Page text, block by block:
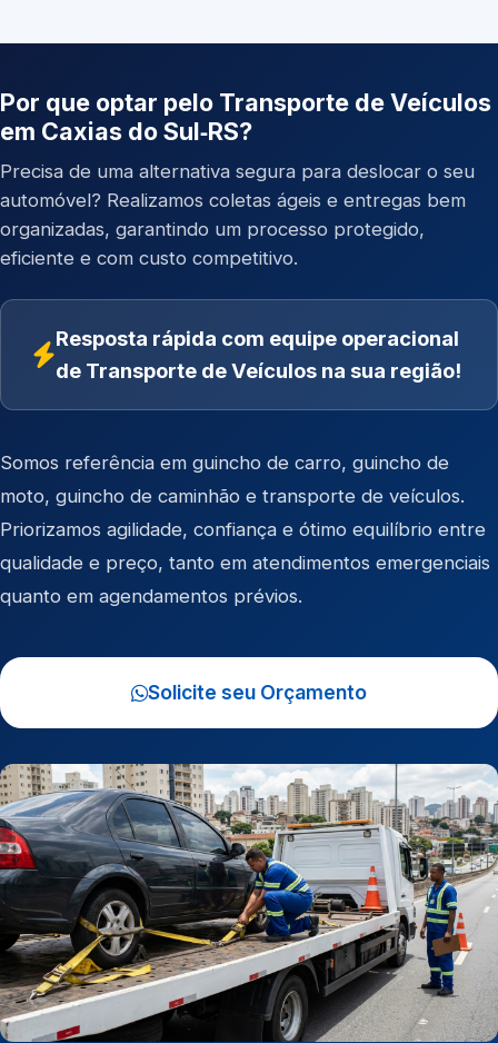
Por que optar pelo Transporte de Veículos
em Caxias do Sul‑RS?
Precisa de uma alternativa segura para deslocar o seu
automóvel? Realizamos coletas ágeis e entregas bem
organizadas, garantindo um processo protegido,
eficiente e com custo competitivo.
Resposta rápida com equipe operacional
de Transporte de Veículos na sua região!
Somos referência em guincho de carro, guincho de
moto, guincho de caminhão e transporte de veículos.
Priorizamos agilidade, confiança e ótimo equilíbrio entre
qualidade e preço, tanto em atendimentos emergenciais
quanto em agendamentos prévios.
Solicite seu Orçamento